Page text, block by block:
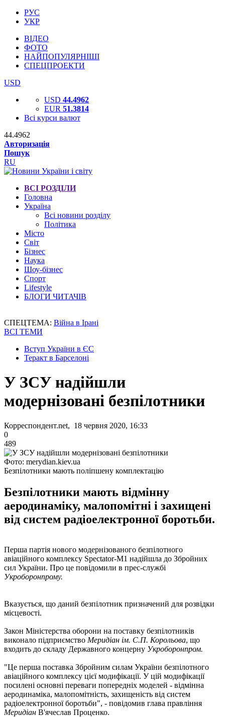
РУС
УКР
ВІДЕО
ФОТО
НАЙПОПУЛЯРНІШІ
СПЕЦПРОЕКТИ
USD
USD 44.4962
EUR 51.3814
Всі курси валют
44.4962
Авторизація
Пошук
RU
ВСІ РОЗДІЛИ
Головна
Україна
Всі новини розділу
Політика
Місто
Світ
Бізнес
Наука
Шоу-бізнес
Спорт
Lifestyle
БЛОГИ ЧИТАЧІВ
СПЕЦТЕМА: Війна в Ірані
ВСІ ТЕМИ
Вступ України в ЄС
Теракт в Барселоні
У ЗСУ надійшли
модернізовані безпілотники
Корреспондент.net, 18 червня 2020, 16:33
0
489
Фото: merydian.kiev.ua
Безпілотники мають поліпшену комплектацію
Безпілотники мають відмінну
аеродинаміку, малопомітні і захищені
від систем радіоелектронної боротьби.
Перша партія нового модернізованого безпілотного
авіаційного комплексу Spectator-M1 надійшла до Збройних
сил України. Про це повідомили в прес-службі
Укроборонпрому.
Вказується, що даний безпілотник призначений для розвідки
місцевості.
Закон Міністерства оборони на поставку безпілотників
виконало підприємство Меридіан ім. С.П. Корольова, що
входить до складу Державного концерну Укроборонпром.
"Це перша поставка Збройним силам України безпілотного
авіаційного комплексу цієї модифікації. У цій модифікації
посилені основні переваги попередніх моделей - відмінна
аеродинаміка, малопомітність, захищеність від систем
радіоелектронної боротьби", - повідомив глава правління
Меридіан В'ячеслав Проценко.